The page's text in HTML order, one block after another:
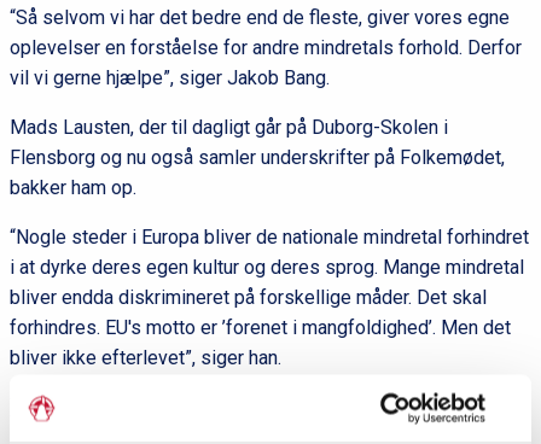
“Så selvom vi har det bedre end de fleste, giver vores egne
oplevelser en forståelse for andre mindretals forhold. Derfor
vil vi gerne hjælpe”, siger Jakob Bang.
Mads Lausten, der til dagligt går på Duborg-Skolen i
Flensborg og nu også samler underskrifter på Folkemødet,
bakker ham op.
“Nogle steder i Europa bliver de nationale mindretal forhindret
i at dyrke deres egen kultur og deres sprog. Mange mindretal
bliver endda diskrimineret på forskellige måder. Det skal
forhindres. EU's motto er ’forenet i mangfoldighed’. Men det
bliver ikke efterlevet”, siger han.
Positiv respons